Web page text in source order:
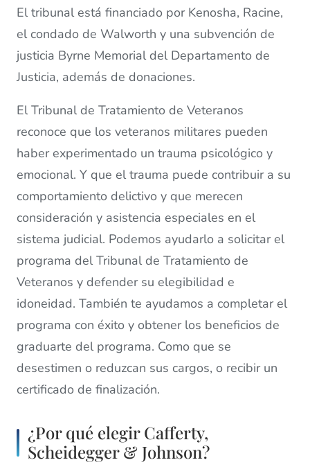
El tribunal está financiado por Kenosha, Racine,
el condado de Walworth y una subvención de
justicia Byrne Memorial del Departamento de
Justicia, además de donaciones.
El Tribunal de Tratamiento de Veteranos
reconoce que los veteranos militares pueden
haber experimentado un trauma psicológico y
emocional. Y que el trauma puede contribuir a su
comportamiento delictivo y que merecen
consideración y asistencia especiales en el
sistema judicial. Podemos ayudarlo a solicitar el
programa del Tribunal de Tratamiento de
Veteranos y defender su elegibilidad e
idoneidad. También te ayudamos a completar el
programa con éxito y obtener los beneficios de
graduarte del programa. Como que se
desestimen o reduzcan sus cargos, o recibir un
certificado de finalización.
¿Por qué elegir Cafferty,
Scheidegger & Johnson?